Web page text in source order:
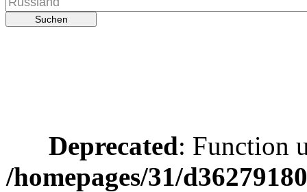
Deprecated: Function
/homepages/31/